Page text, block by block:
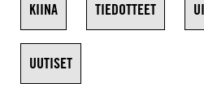
KIINA TIEDOTTEET
UUTISET